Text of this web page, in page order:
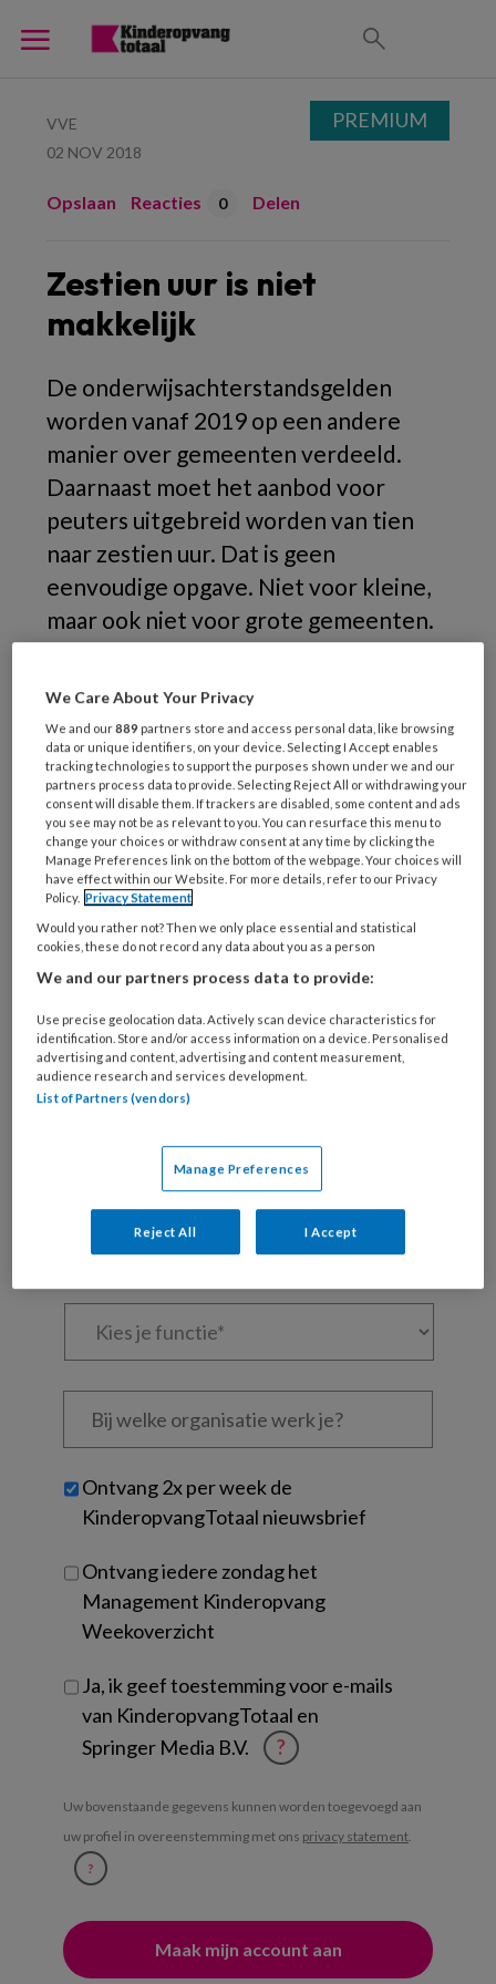
VVE
02 NOV 2018
Opslaan Reacties 0 Delen
Zestien uur is niet
makkelijk
De onderwijsachterstandsgelden
worden vanaf 2019 op een andere
manier over gemeenten verdeeld.
Daarnaast moet het aanbod voor
peuters uitgebreid worden van tien
naar zestien uur. Dat is geen
eenvoudige opgave. Niet voor kleine,
maar ook niet voor grote gemeenten.
Daar komt bij dat de harmonisatie niet
altijd heeft bijgedragen aan een groter
bereik van de doelgroep.
Er
REGISTREREN
Wil je dit artikel lezen?
Maak gratis een account aan en lees 2
Al een account of abonnement?Log dan in
mailadres?
Kies
Kies
Bij
welke
je?
Untitled
Ontvang 2x per week de
KinderopvangTotaal nieuwsbrief
Ontvang iedere zondag het
Management Kinderopvang
Weekoverzicht
Ja, ik geef toestemming voor e-mails
van KinderopvangTotaal en
Springer Media B.V.
?
Uw bovenstaande gegevens kunnen worden toegevoegd aan
uw profiel in overeenstemming met ons privacy statement.
?
PREMIUM
We Care About Your Privacy
We and our889 partners store and access personal data, like browsing
data or unique identifiers, on your device. Selecting I Accept enables
tracking technologies to support the purposes shown under we and our
partners process data to provide. Selecting Reject All or withdrawing your
consent will disable them. If trackers are disabled, some content and ads
you see may not be as relevant to you. You can resurface this menu to
change your choices or withdraw consent at any time by clicking the
Manage Preferences link on the bottom of the webpage. Your choices will
have effect within our Website. For more details, refer to our Privacy
Policy. Privacy Statement
Would you rather not? Then we only place essential and statistical
cookies, these do not record any data about you as a person
We and our partners process data to provide:
Use precise geolocation data. Actively scan device characteristics for
identification. Store and/or access information on a device. Personalised
advertising and content, advertising and content measurement,
audience research and services development.
List of Partners (vendors)
Manage Preferences
Reject All I Accept